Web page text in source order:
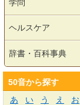
学問
ヘルスケア
辞書・百科事典
50音から探す
あ
い う え お